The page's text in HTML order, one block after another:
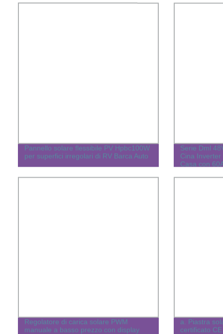
Pannello solare flessibile PV Hpbc100W
per superfici irregolari di RV Barca Auto
Serie Dml
Cina Inverter
Casa con
Regolatore di carica solare PWM
manuale a basso prezzo con display
a. Piastra
certificato